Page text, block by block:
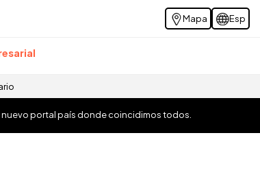
Mapa Esp
nuevo portal país donde coincidimos todos.